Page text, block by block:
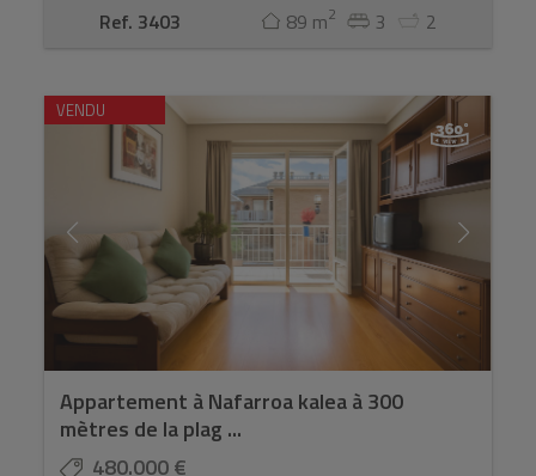
Ref. 3403 89 m2 3 2
VENDU
Appartement à Nafarroa kalea à 300
mètres de la plag ...
480.000 €